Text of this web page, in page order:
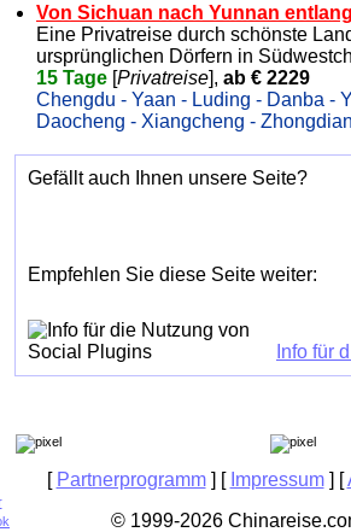
Von Sichuan nach Yunnan
Eine Privatreise durch schönste
ursprünglichen Dörfern in
15 Tage [Privatreise], ab € 2229
Chengdu - Yaan - Luding - Danba -
Daocheng - Xiangcheng -
Gefällt auch Ihnen unsere Seite?
Empfehlen Sie diese Seite weiter:
Info für
[ Partnerprogramm] [ Impressum] [
© 1999-2026